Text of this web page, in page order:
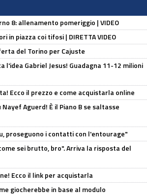
8: allenamento pomeriggio | VIDEO
in piazza coi tifosi | DIRETTA VIDEO
del Torino per Cajuste
Gabriel Jesus! Guadagna 11-12 milioni
Ecco il prezzo e come acquistarla online
Aguerd! È il Piano B se saltasse
proseguono i contatti con l'entourage"
sei brutto, bro". Arriva la risposta del
Ecco il link per acquistarla
giocherebbe in base al modulo